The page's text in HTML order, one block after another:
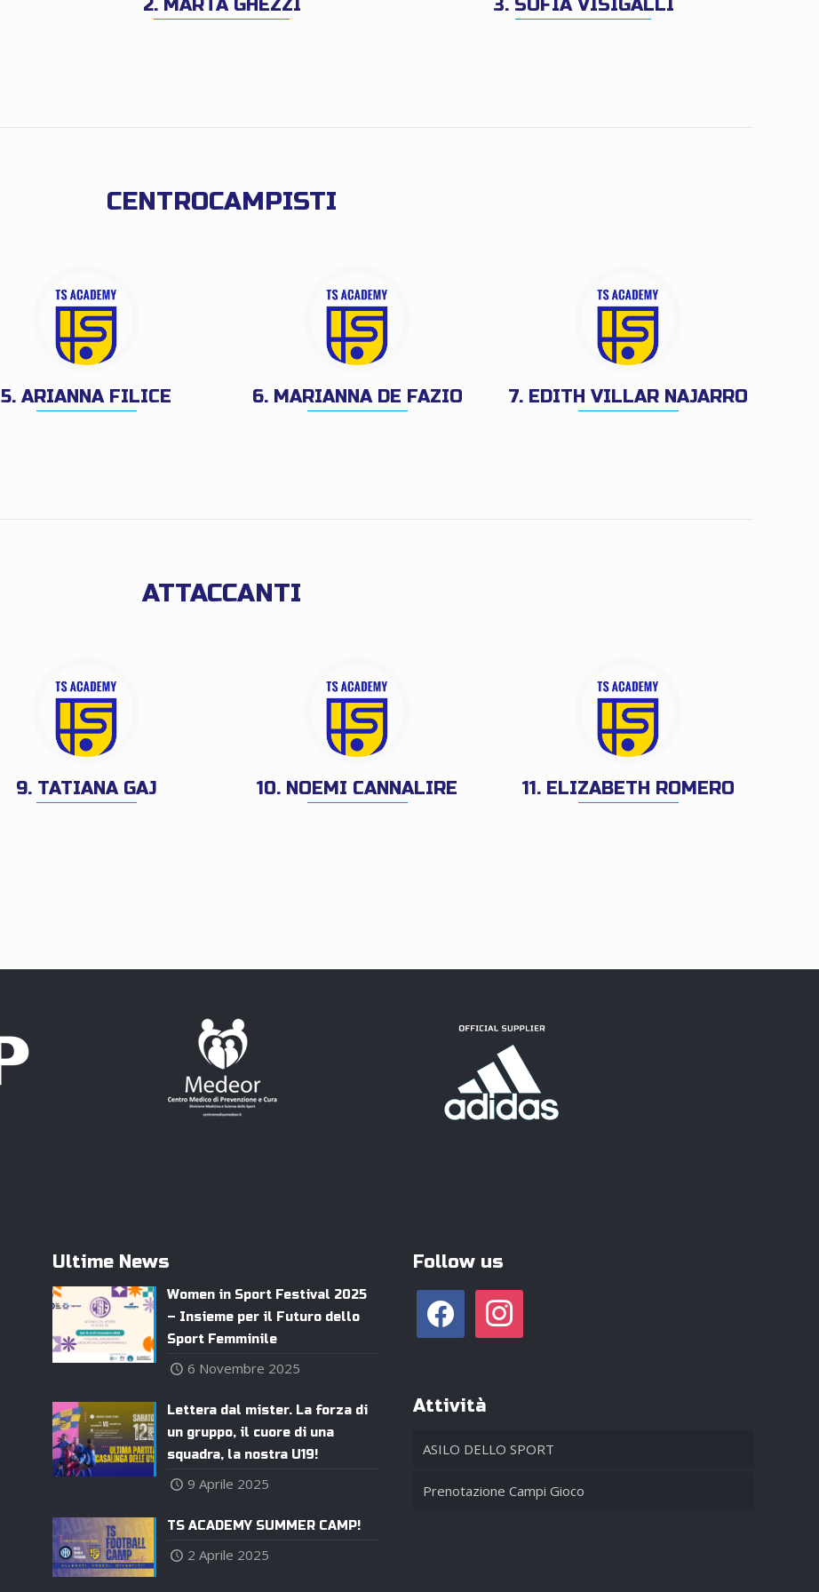
2. MARTA GHEZZI 3. SOFIA VISIGALLI
CENTROCAMPISTI
5. ARIANNA FILICE 6. MARIANNA DE FAZIO 7. EDITH VILLAR NAJARRO
ATTACCANTI
9. TATIANA GAJ 10. NOEMI CANNALIRE 11. ELIZABETH ROMERO
Ultime News
Women in Sport Festival 2025
– Insieme per il Futuro dello
Sport Femminile
6 Novembre 2025
Lettera dal mister. La forza di
un gruppo, il cuore di una
squadra, la nostra U19!
9 Aprile 2025
TS ACADEMY SUMMER CAMP!
2 Aprile 2025
Follow us
facebook instagram
Attività
ASILO DELLO SPORT
Prenotazione Campi Gioco